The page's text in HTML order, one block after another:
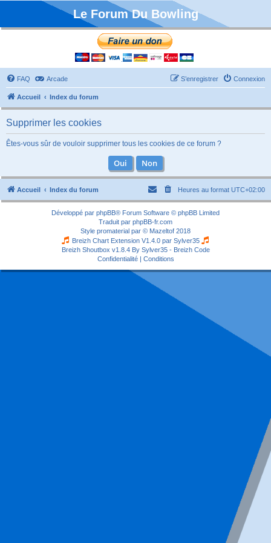
Le Forum Du Bowling
FAQ Arcade Connexion
S’enregistrer
Accueil Index du forum
Supprimer les cookies
Êtes-vous sûr de vouloir supprimer tous les cookies de ce forum ?
Accueil Index du forum Heures au format UTC+02:00
Développé par phpBB® Forum Software © phpBB Limited
Traduit par phpBB-fr.com
Style promaterial par © Mazeltof 2018
Breizh Chart Extension V1.4.0 par Sylver35
Breizh Shoutbox v1.8.4 By Sylver35 - Breizh Code
Confidentialité| Conditions